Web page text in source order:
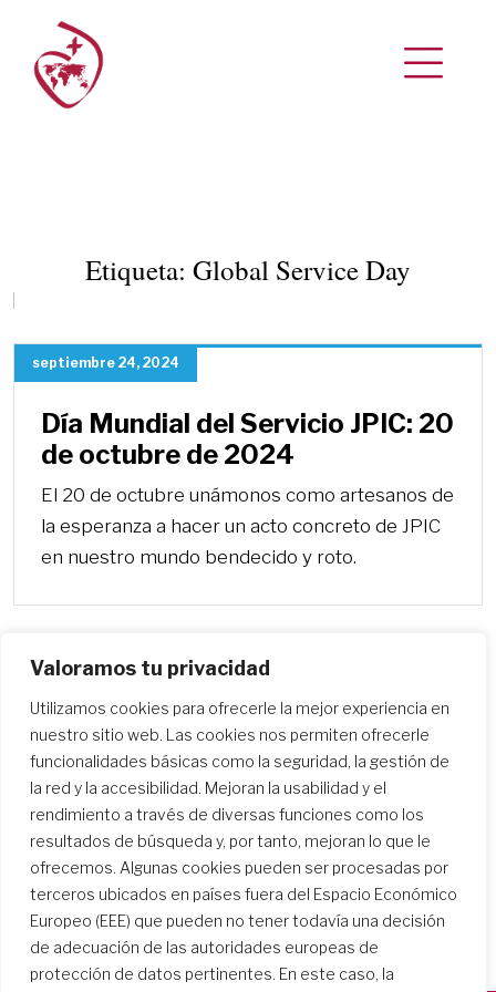
Valoramos tu privacidad
Utilizamos cookies para ofrecerle la mejor experiencia en
nuestro sitio web. Las cookies nos permiten ofrecerle
funcionalidades básicas como la seguridad, la gestión de
la red y la accesibilidad. Mejoran la usabilidad y el
rendimiento a través de diversas funciones como los
resultados de búsqueda y, por tanto, mejoran lo que le
ofrecemos. Algunas cookies pueden ser procesadas por
terceros ubicados en países fuera del Espacio Económico
Europeo (EEE) que pueden no tener todavía una decisión
de adecuación de las autoridades europeas de
protección de datos pertinentes. En este caso, la
Etiqueta: Global Service Day
septiembre 24, 2024
Día Mundial del Servicio JPIC: 20
de octubre de 2024
El 20 de octubre unámonos como artesanos de
la esperanza a hacer un acto concreto de JPIC
en nuestro mundo bendecido y roto.